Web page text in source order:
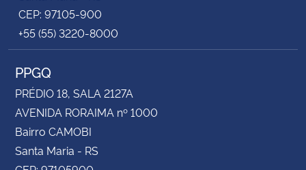
CEP: 97105-900
+55 (55) 3220-8000
PPGQ
PRÉDIO 18, SALA 2127A
AVENIDA RORAIMA nº 1000
Bairro CAMOBI
Santa Maria - RS